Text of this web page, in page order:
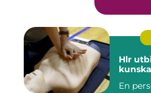
Hlr
En